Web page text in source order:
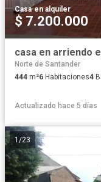
Casa·en alquiler
$ 7.200.000
casa en arriendo
Norte de Santander
444 m²6 Habitaciones4
Actualizado hace 5 días
1 /23